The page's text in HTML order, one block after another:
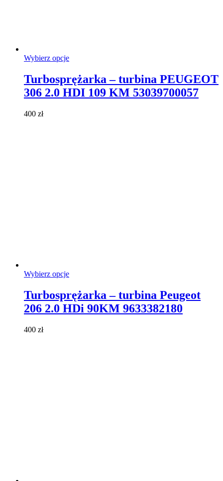
Wybierz opcjeTen
wiele
wariantów.
Turbosprężarka – turbina PEUGEOT
306 2.0 HDI 109 KM 53039700057
400 zł
Wybierz opcjeTen
wiele
wariantów.
Turbosprężarka – turbina Peugeot
206 2.0 HDi 90KM 9633382180
400 zł